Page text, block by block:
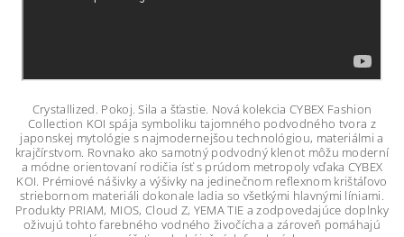
Crystallized. Pokoj. Sila a šťastie. Nová kolekcia CYBEX Fashion
Collection KOI spája symboliku tajomného podvodného tvora z
japonskej mytológie s najmodernejšou technológiou, materiálmi a
krajčírstvom. Rovnako ako samotný podvodný klenot môžu moderní
a módne orientovaní rodičia ísť s prúdom metropoly vďaka CYBEX
KOI. Prémiové nášivky a výšivky na jedinečnom reflexnom krištáľovo
striebornom materiáli dokonale ladia so všetkými hlavnými líniami.
Produkty PRIAM, MIOS, Cloud Z, YEMA TIE a zodpovedajúce doplnky
oživujú tohto farebného vodného živočícha a zároveň pomáhajú